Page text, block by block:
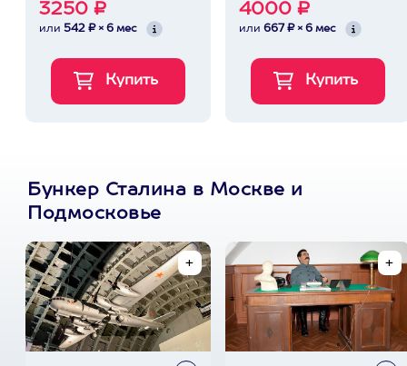
3250 ₽
или 542 ₽ × 6 мес
4000 ₽
или 667 ₽ × 6 мес
Бункер Сталина в Москве и
Подмосковье